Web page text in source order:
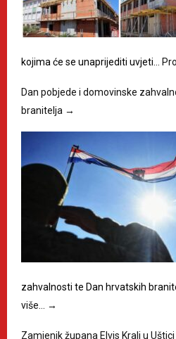
kojima će se unaprijediti uvjeti…
Dan pobjede i domovinske
branitelja →
zahvalnosti te Dan hrvatskih
više…
→
Zamjenik župana Elvis Kralj u